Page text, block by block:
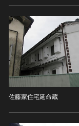
佐藤家住宅延命蔵
平成 [日本]
令和 [日本]
旧石器 [朝鮮
新石器 [朝鮮
青銅器 [朝鮮
鉄器 [朝鮮半
原三国・朝
原三国・朝
木版画
銅版画
リトグラフ
シルクスク
彫刻
木像
重要文化財
登録有形文化
重要無形文
登録無形文化
記録作成等
重要有形民俗
重要無形民俗
記録作成等の
動画
高画質画像
画像ライセンス
画像ライセンスを
CC0
20件で表示